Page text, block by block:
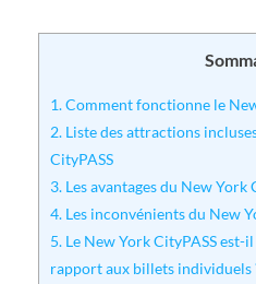
1.Comment fonctionne le
2. Liste des attractions
CityPASS
3. Les avantages du New York
4. Les inconvénients du New
5. Le New York CityPASS
rapport aux billets individuels